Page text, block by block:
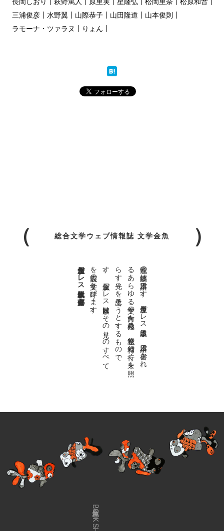
三浦俊彦
水野翼 山際恭子 山田隆道
山本俊則
ラモーナ・ツァラヌ
りょん
総合文学ウェブ情報誌 文学金魚
私達の
故郷は
日本語で
す
。
金魚屋プ
レ
ス
日本版は
、
日本語で
書か
れ
る
あ
ら
ゆ
る
文学の
方向を
見極め
、
私達の
精神の
行く
末を
照
ら
す
光り
を
見出そ
う
と
す
る
も
の
で
す
。
金魚屋プ
レ
ス
日本版は
そ
の
光り
の
す
べ
て
を
広義の
文学と
呼び
ま
す
。
金魚屋プレス日本版代表 齋藤都
金魚屋BOOK SHOP